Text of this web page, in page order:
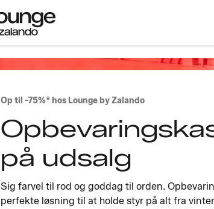
Op til -75%* hos Lounge by Zalando
på udsalg
Sig farvel til rod og goddag til orden.
perfekte løsning til at holde styr på alt fra